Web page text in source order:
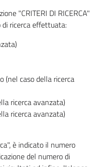
"CRITERI DI RICERCA"
ricerca effettuata:
(nel caso della ricerca
ricerca avanzata)
ricerca avanzata)
è indicato il numero
del numero di